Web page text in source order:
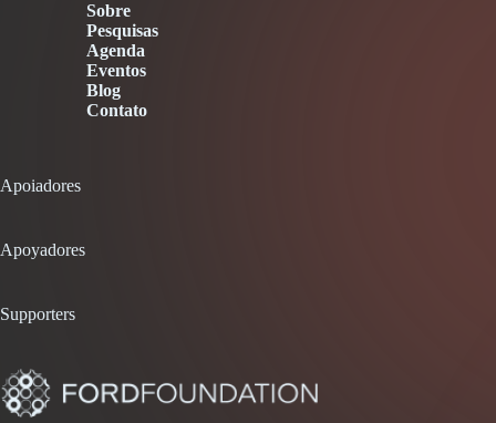
Sobre
Pesquisas
Agenda
Eventos
Blog
Contato
Apoiadores
Apoyadores
Supporters